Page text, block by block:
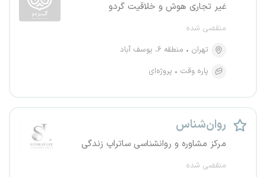
غیر تجاری هوش و خلاقیت گردو
منقضی شده
تهران
منطقه ۶، یوسف آباد
پاره وقت
پروژه‌ای
روان‌شناس
مرکز مشاوره و روانشناسی ساتراپ زندگی
منقضی شده